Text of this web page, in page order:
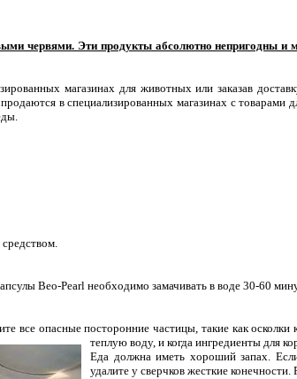
червями. Эти продукты абсолютно непригодны и
магазинах для животных или заказав
в специализированных магазинах с
Beo-Pearl необходимо замачивать в воде 30-60
опасные посторонние частицы, такие как
теплую воду, и когда ингредиенты для
Еда должна иметь хороший запах.
удалите у сверчков жесткие